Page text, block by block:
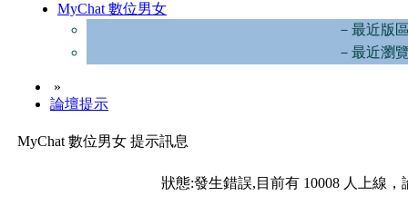
MyChat 數位男女
－最近版
－最近瀏
»
論壇提示
MyChat 數位男女 提示訊息
狀態:發生錯誤,目前有 10008 人上線